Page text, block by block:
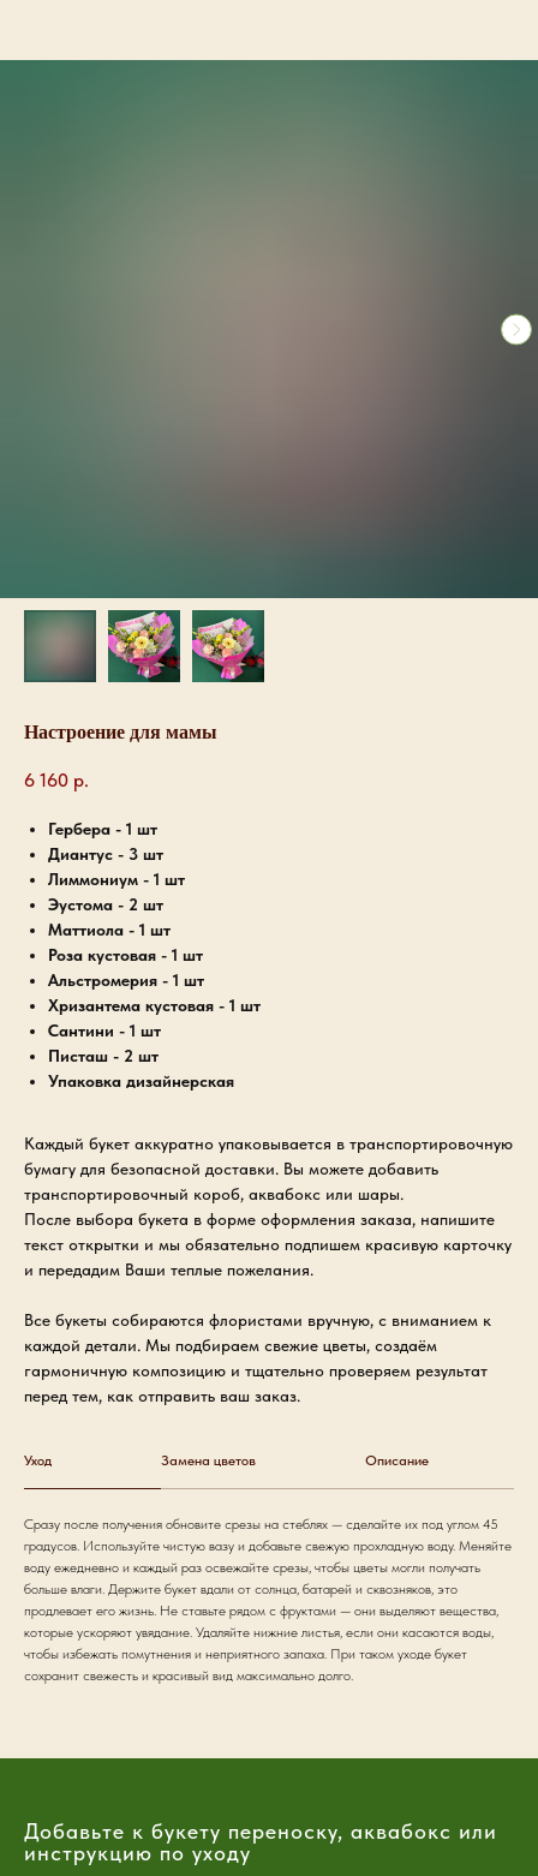
Настроение для мамы
6 160 р.
Гербера - 1 шт
Диантус - 3 шт
Лиммониум - 1 шт
Эустома - 2 шт
Маттиола - 1 шт
Роза кустовая - 1 шт
Альстромерия - 1 шт
Хризантема кустовая - 1 шт
Сантини - 1 шт
Писташ - 2 шт
Упаковка дизайнерская
Каждый букет аккуратно упаковывается в транспортировочную
бумагу для безопасной доставки. Вы можете добавить
транспортировочный короб, аквабокс или шары.
После выбора букета в форме оформления заказа, напишите
текст открытки и мы обязательно подпишем красивую карточку
и передадим Ваши теплые пожелания.
Все букеты собираются флористами вручную, с вниманием к
каждой детали. Мы подбираем свежие цветы, создаём
гармоничную композицию и тщательно проверяем результат
перед тем, как отправить ваш заказ.
Уход Замена цветов Описание
Сразу после получения обновите срезы на стеблях — сделайте их под углом 45
градусов. Используйте чистую вазу и добавьте свежую прохладную воду. Меняйте
воду ежедневно и каждый раз освежайте срезы, чтобы цветы могли получать
больше влаги. Держите букет вдали от солнца, батарей и сквозняков, это
продлевает его жизнь. Не ставьте рядом с фруктами — они выделяют вещества,
которые ускоряют увядание. Удаляйте нижние листья, если они касаются воды,
чтобы избежать помутнения и неприятного запаха. При таком уходе букет
сохранит свежесть и красивый вид максимально долго.
Добавьте к букету переноску, аквабокс или
инструкцию по уходу